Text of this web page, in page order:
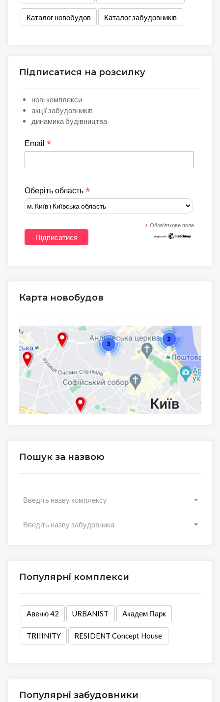
Каталог новобудов Каталог забудовників
Підписатися на розсилку
нові комплекси
акції забудовників
динамика будівництва
Email *
Оберіть область *
* Обов'язкове поле
Карта новобудов
Пошук за назвою
Введіть назву комплексу
Введіть назву забудовника
Популярні комплекси
Авеню 42 URBANIST Академ Парк
TRIIINITY RESIDENT Concept House
Популярні забудовники